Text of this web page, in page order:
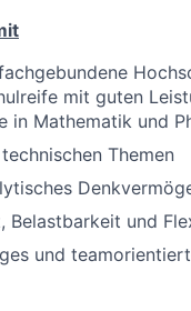
mit guten
in Mathematik und
Themen
Belastbarkeit und
und